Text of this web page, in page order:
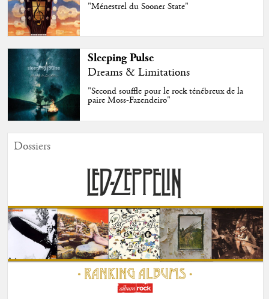
"Ménestrel du Sooner State"
Sleeping Pulse
Dreams & Limitations
"Second souffle pour le rock ténébreux de la
paire Moss-Fazendeiro"
Dossiers